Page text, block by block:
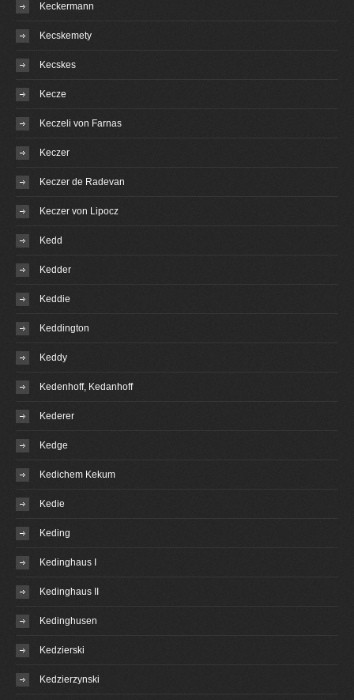
Keckermann
Kecskemety
Kecskes
Kecze
Keczeli von Farnas
Keczer
Keczer de Radevan
Keczer von Lipocz
Kedd
Kedder
Keddie
Keddington
Keddy
Kedenhoff, Kedanhoff
Kederer
Kedge
Kedichem Kekum
Kedie
Keding
Kedinghaus I
Kedinghaus II
Kedinghusen
Kedzierski
Kedzierzynski